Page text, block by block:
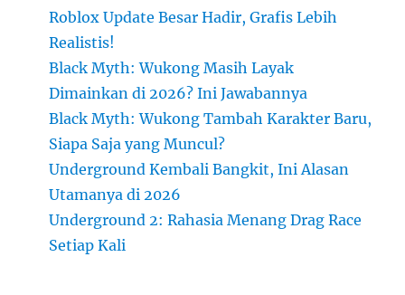
Roblox Update Besar Hadir, Grafis Lebih
Realistis!
Black Myth: Wukong Masih Layak
Dimainkan di 2026? Ini Jawabannya
Black Myth: Wukong Tambah Karakter Baru,
Siapa Saja yang Muncul?
Underground Kembali Bangkit, Ini Alasan
Utamanya di 2026
Underground 2: Rahasia Menang Drag Race
Setiap Kali